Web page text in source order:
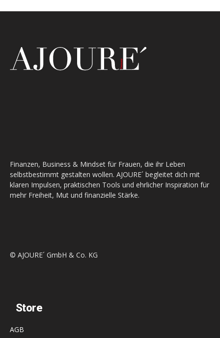
Finanzen, Business & Mindset für Frauen, die ihr Leben
selbstbestimmt gestalten wollen. AJOURE´ begleitet dich mit
klaren Impulsen, praktischen Tools und ehrlicher Inspiration für
mehr Freiheit, Mut und finanzielle Stärke.
© AJOURE´ GmbH & Co. KG
Store
AGB